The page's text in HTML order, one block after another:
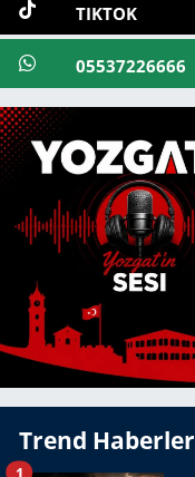
TIKTOK
05537226666
Trend Haberler
1